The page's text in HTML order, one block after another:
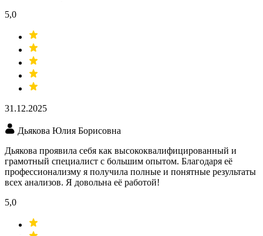
5,0
31.12.2025
Дьякова Юлия Борисовна
Дьякова проявила себя как высококвалифицированный и
грамотный специалист с большим опытом. Благодаря её
профессионализму я получила полные и понятные результаты
всех анализов. Я довольна её работой!
5,0